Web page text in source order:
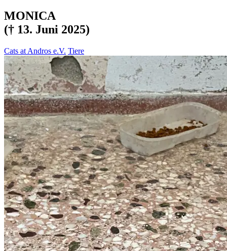
MONICA
(† 13. Juni 2025)
Cats at Andros e.V. Tiere